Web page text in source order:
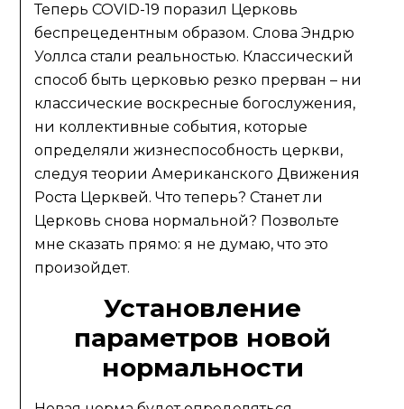
Теперь COVID-19 поразил Церковь
беспрецедентным образом. Слова Эндрю
Уоллса стали реальностью. Классический
способ быть церковью резко прерван – ни
классические воскресные богослужения,
ни коллективные события, которые
определяли жизнеспособность церкви,
следуя теории Американского Движения
Роста Церквей. Что теперь? Станет ли
Церковь снова нормальной? Позвольте
мне сказать прямо: я не думаю, что это
произойдет.
Установление
параметров новой
нормальности